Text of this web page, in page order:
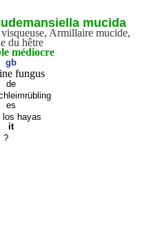
mucida
Armillaire mucide,
du hêtre
médiocre
fungus
los hayas
?